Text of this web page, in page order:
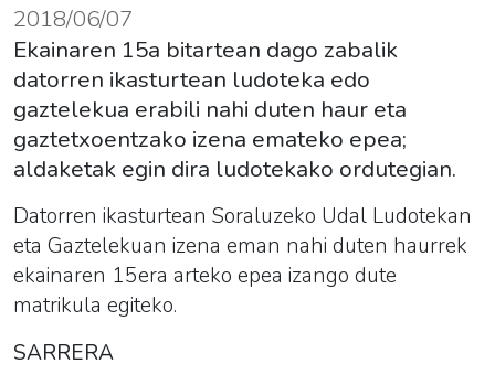
2018/06/07
Ekainaren 15a bitartean dago zabalik
datorren ikasturtean ludoteka edo
gaztelekua erabili nahi duten haur eta
gaztetxoentzako izena emateko epea;
aldaketak egin dira ludotekako ordutegian.
Datorren ikasturtean Soraluzeko Udal Ludotekan
eta Gaztelekuan izena eman nahi duten haurrek
ekainaren 15era arteko epea izango dute
matrikula egiteko.
SARRERA